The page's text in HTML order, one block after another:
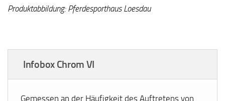
Produktabbildung: Pferdesporthaus Loesdau
Infobox Chrom VI
Gemessen an der Häufigkeit des Auftretens von